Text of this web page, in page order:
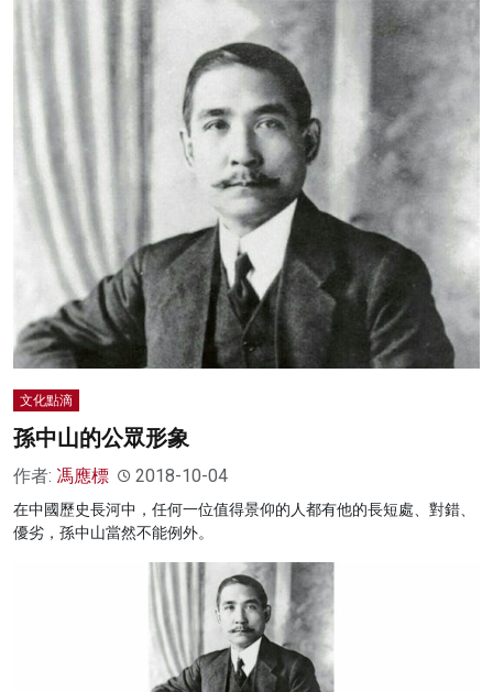
文化點滴
孫中山的公眾形象
作者: 馮應標 2018-10-04
在中國歷史長河中，任何一位值得景仰的人都有他的長短處、對錯、
優劣，孫中山當然不能例外。